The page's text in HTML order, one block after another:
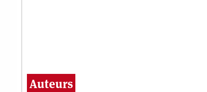
Auteurs